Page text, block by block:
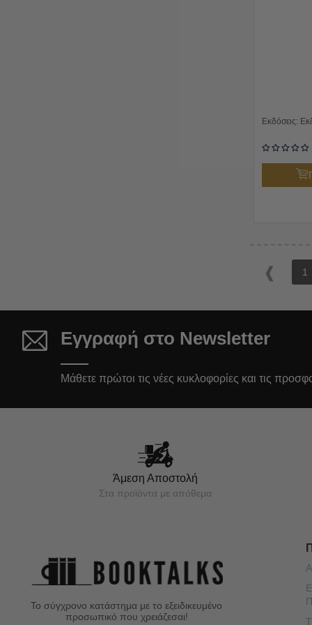
Εκδόσεις:
1
Εγγραφή στο Newsletter
Μάθετε πρώτοι τις νέες κυκλοφορίες και τις
Άμεση Αποστολή
Στα προϊόντα με απόθεμα
Το σύγχρονο κατάστημα με το εξειδικευμένο
προσωπικό που χρειάζεσαι!